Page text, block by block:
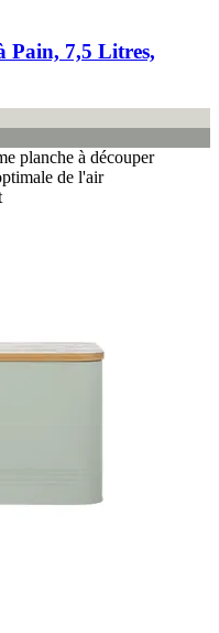
Pain, 7,5 Litres,
planche à découper
de l'air